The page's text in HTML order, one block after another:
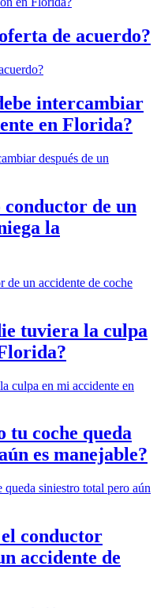
de acuerdo?
intercambiar
en Florida?
conductor de un
la
tuviera la culpa
tu coche queda
es manejable?
el conductor
accidente de